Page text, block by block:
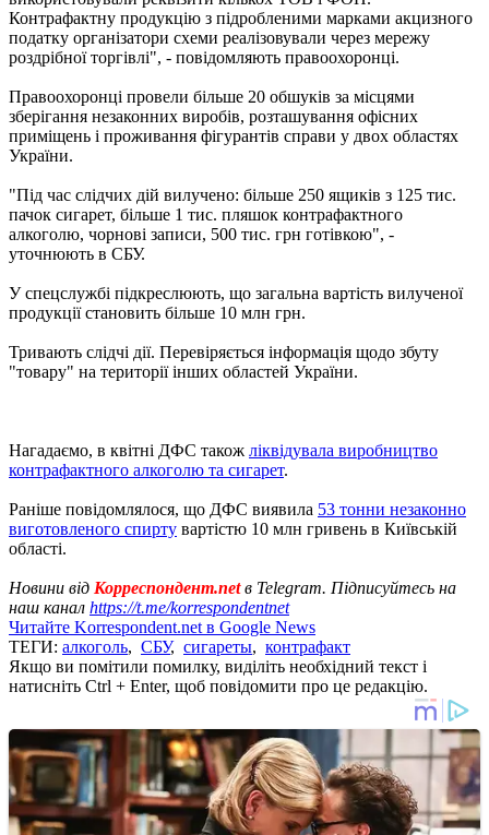
Контрафактну продукцію з підробленими марками акцизного
податку організатори схеми реалізовували через мережу
роздрібної торгівлі", - повідомляють правоохоронці.
Правоохоронці провели більше 20 обшуків за місцями
зберігання незаконних виробів, розташування офісних
приміщень і проживання фігурантів справи у двох областях
України.
"Під час слідчих дій вилучено: більше 250 ящиків з 125 тис.
пачок сигарет, більше 1 тис. пляшок контрафактного
алкоголю, чорнові записи, 500 тис. грн готівкою", -
уточнюють в СБУ.
У спецслужбі підкреслюють, що загальна вартість вилученої
продукції становить більше 10 млн грн.
Тривають слідчі дії. Перевіряється інформація щодо збуту
"товару" на території інших областей України.
Нагадаємо, в квітні ДФС також ліквідувала виробництво
контрафактного алкоголю та сигарет.
Раніше повідомлялося, що ДФС виявила 53 тонни незаконно
виготовленого спирту вартістю 10 млн гривень в Київській
області.
Новини від Корреспондент.netв Telegram. Підписуйтесь на
наш канал https://t.me/korrespondentnet
Читайте Korrespondent.net в Google News
ТЕГИ: алкоголь, СБУ, сигареты, контрафакт
Якщо ви помітили помилку, виділіть необхідний текст і
натисніть Ctrl + Enter, щоб повідомити про це редакцію.